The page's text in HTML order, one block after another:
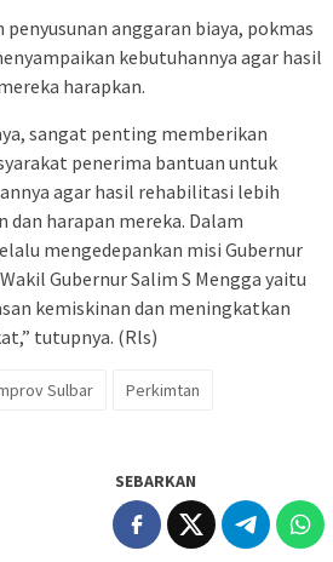
anggaran biaya, pokmas
kebutuhannya agar hasil
harapkan.
sangat penting memberikan
penerima bantuan untuk
agar hasil rehabilitasi lebih
dan harapan mereka. Dalam
mengedepankan misi Gubernur
Gubernur Salim S Mengga yaitu
kemiskinan dan meningkatkan
tutupnya. (Rls)
Sulbar
Perkimtan
SEBARKAN